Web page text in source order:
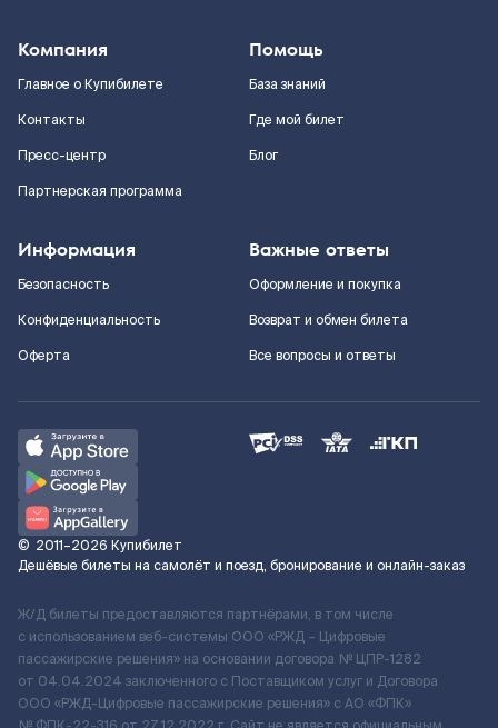
Компания
Главное о Купибилете
Контакты
Пресс-центр
Партнерская программа
Помощь
База знаний
Где мой билет
Блог
Информация
Безопасность
Конфиденциальность
Оферта
Важные ответы
Оформление и покупка
Возврат и обмен билета
Все вопросы и ответы
© 2011–2026 Купибилет
Дешёвые билеты на самолёт и поезд, бронирование и онлайн-заказ
Ж/Д билеты предоставляются партнёрами, в том числе
с использованием веб-системы ООО «РЖД – Цифровые
пассажирские решения» на основании договора № ЦПР-1282
от 04.04.2024 заключенного с Поставщиком услуг и Договора
ООО «РЖД-Цифровые пассажирские решения» c АО «ФПК»